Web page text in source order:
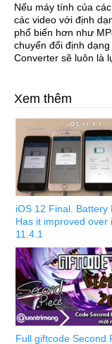
Nếu máy tính của
các video với định
phổ biến hơn như
chuyển đổi định
Converter sẽ luôn là
Xem thêm
iOS 12 Final. Battery
Has it improved over
11.4.1
Full giftcode Second